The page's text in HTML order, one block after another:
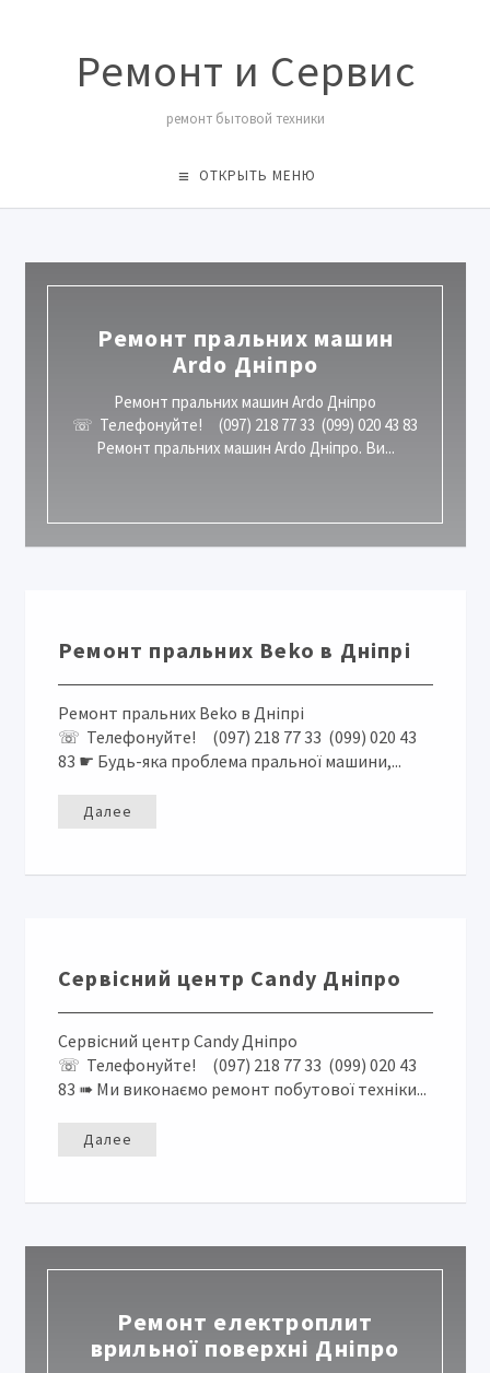
Ремонт и Сервис
ремонт бытовой техники
ОТКРЫТЬ МЕНЮ
Ремонт пральних машин
Ardo Дніпро
Ремонт пральних машин Ardo Дніпро
☏ Телефонуйте! (097) 218 77 33 (099) 020 43 83
Ремонт пральних машин Ardo Дніпро. Ви...
Ремонт пральних Beko в Дніпрі
Ремонт пральних Beko в Дніпрі
☏ Телефонуйте! (097) 218 77 33 (099) 020 43
83 ☛ Будь-яка проблема пральної машини,...
Далее
Сервісний центр Candy Дніпро
Сервісний центр Candy Дніпро
☏ Телефонуйте! (097) 218 77 33 (099) 020 43
83 ➠ Ми виконаємо ремонт побутової техніки...
Далее
Ремонт електроплит
врильної поверхні Дніпро